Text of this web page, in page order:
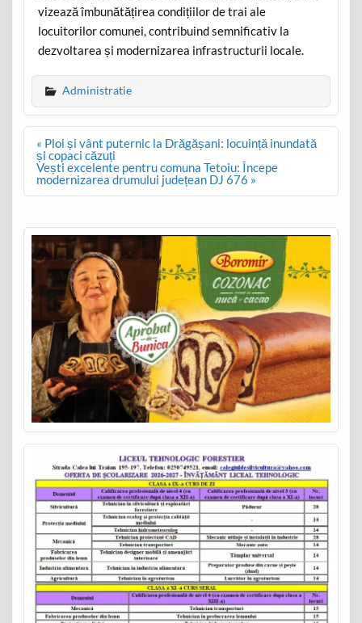
vizează îmbunătățirea condițiilor de trai ale
locuitorilor comunei, contribuind semnificativ la
dezvoltarea și modernizarea infrastructurii locale.
Administratie
Post
navigation
« Ploi și vânt puternic la Drăgășani: locuință inundată
și copaci căzuți
Vești excelente pentru comuna Tetoiu: Începe
modernizarea drumului județean DJ 676 »